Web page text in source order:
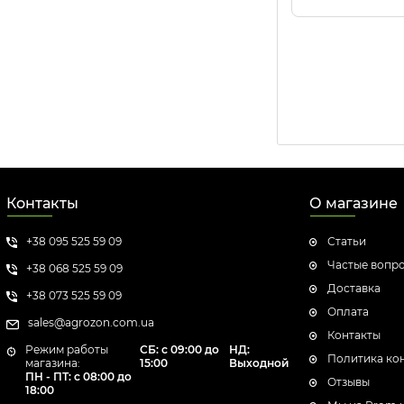
Контакты
+38 095 525 59 09
+38 068 525 59 09
+38 073 525 59 09
sales@agrozon.com.ua
Режим работы
магазина:
ПН - ПТ: с 08:00 до
18:00
СБ: с 09:00 до
15:00
НД:
Выходной
О магазине
Статьи
Частые
Доставка
Оплата
Контакты
Политика
Отзывы